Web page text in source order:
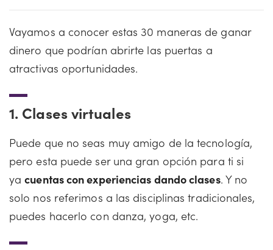
Vayamos a conocer estas 30 maneras de ganar
dinero que podrían abrirte las puertas a
atractivas oportunidades.
1. Clases virtuales
Puede que no seas muy amigo de la tecnología,
pero esta puede ser una gran opción para ti si
yacuentas con experiencias dando clases. Y no
solo nos referimos a las disciplinas tradicionales,
puedes hacerlo con danza, yoga, etc.